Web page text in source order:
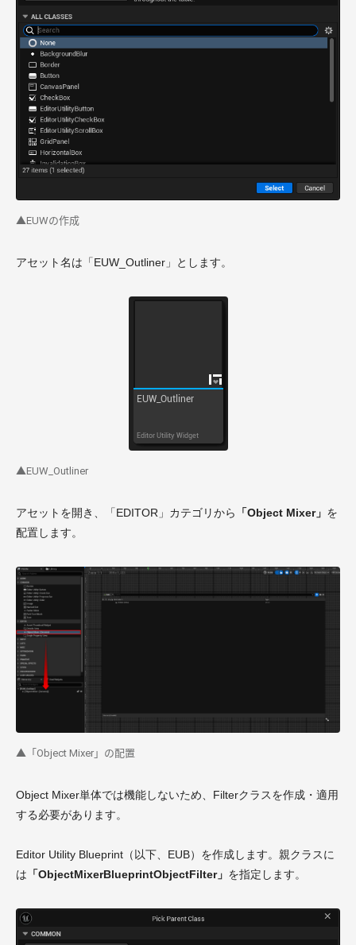
▲EUWの作成
アセット名は「EUW_Outliner」とします。
▲EUW_Outliner
アセットを開き、「EDITOR」カテゴリから 「Object Mixer」 を
配置します。
▲「Object Mixer」の配置
Object Mixer単体では機能しないため、Filterクラスを作成・適用
する必要があります。
Editor Utility Blueprint（以下、EUB）を作成します。親クラスに
は 「ObjectMixerBlueprintObjectFilter」 を指定します。